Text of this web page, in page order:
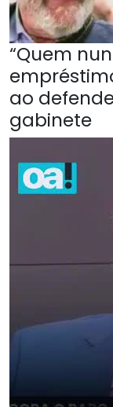
“Quem
ao
gabinete